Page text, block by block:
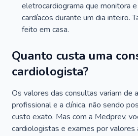
eletrocardiograma que monitora
cardíacos durante um dia inteiro.
feito em casa.
Quanto custa uma
cardiologista?
Os valores das consultas variam de
profissional e a clínica, não sendo
custo exato. Mas com a Medprev,
cardiologistas e exames por valores